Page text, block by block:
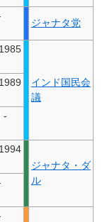
ジャナタ党
インド国民会
議
-
ジャナタ・ダ
ル